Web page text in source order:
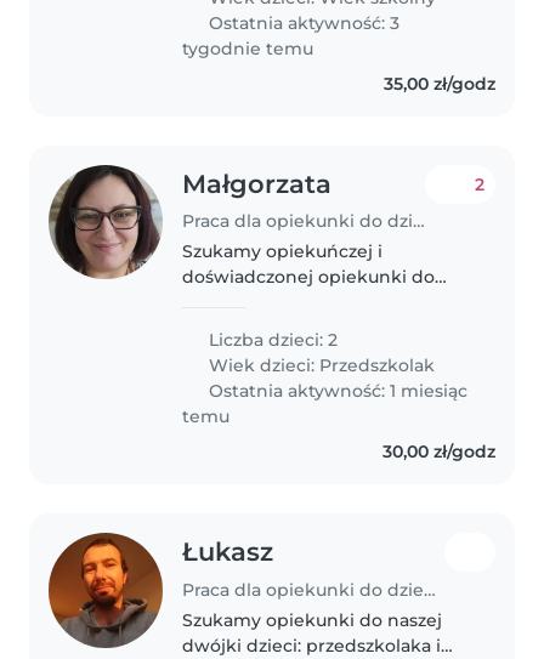
Ostatnia aktywność: 3
tygodnie temu
35,00 zł/godz
Małgorzata
Praca dla opiekunki do dziecka w Łomianki
2
Szukamy opiekuńczej i
doświadczonej opiekunki do
Nasze dzieci są inteligentne,
czułe i twórcze, a jedna z nich ma
autyzm. Nasz dom to dom pełen
Liczba dzieci: 2
Wiek dzieci: Przedszkolak
Ostatnia aktywność: 1 miesiąc
temu
30,00 zł/godz
Łukasz
Praca dla opiekunki do dziecka w Oßieczna
Szukamy opiekunki do naszej
dwójki dzieci: przedszkolaka i